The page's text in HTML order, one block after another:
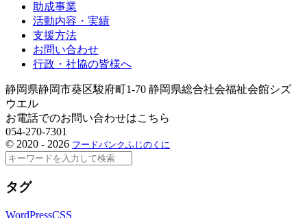
助成事業
活動内容・実績
支援方法
お問い合わせ
行政・社協の皆様へ
静岡県静岡市葵区駿府町1-70 静岡県総合社会福祉会館シズ
ウエル
お電話でのお問い合わせはこちら
054-270-7301
© 2020 - 2026 フードバンクふじのくに
検
タグ
WordPressCSS